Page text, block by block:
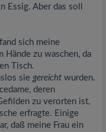
Essig. Aber das soll
sich meine
Hände zu waschen, da
Tisch.
sie gereicht wurden.
deren
zu verorten ist,
erfragte. Einige
daß meine Frau ein